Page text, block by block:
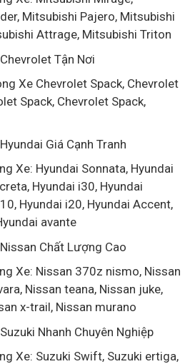
Mitsubishi Pajero, Mitsubishi
Attrage, Mitsubishi Triton
Tận Nơi
Xe Chevrolet Spack, Chevrolet
Spack, Chevrolet Spack,
Giá Cạnh Tranh
Xe: Hyundai Sonnata, Hyundai
Hyundai i30, Hyundai
Hyundai i20, Hyundai Accent,
avante
Chất Lượng Cao
Xe: Nissan 370z nismo, Nissan
Nissan teana, Nissan juke,
x-trail, Nissan murano
Nhanh Chuyên Nghiệp
Xe: Suzuki Swift, Suzuki ertiga,